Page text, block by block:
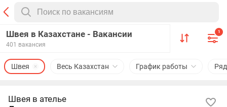
Швея в Казахстане - Вакансии
401 вакансия
1
Весь Казахстан
Швея График работы
Швея в ателье